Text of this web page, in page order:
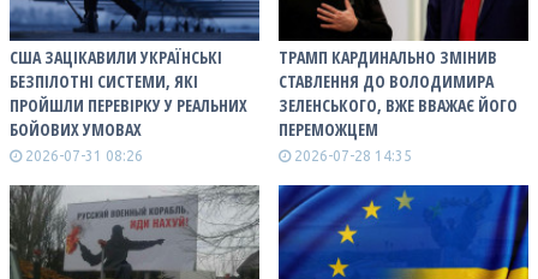
США ЗАЦІКАВИЛИ УКРАЇНСЬКІ
БЕЗПІЛОТНІ СИСТЕМИ, ЯКІ
ПРОЙШЛИ ПЕРЕВІРКУ У РЕАЛЬНИХ
БОЙОВИХ УМОВАХ
2026-07-31 08:26
ТРАМП КАРДИНАЛЬНО ЗМІНИВ
СТАВЛЕННЯ ДО ВОЛОДИМИРА
ЗЕЛЕНСЬКОГО, ВЖЕ ВВАЖАЄ ЙОГО
ПЕРЕМОЖЦЕМ
2026-07-28 14:35